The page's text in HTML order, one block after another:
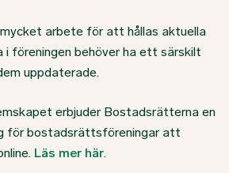
arbete för att hållas aktuella
i föreningen behöver ha ett särskilt
uppdaterade.
erbjuder Bostadsrätterna en
för bostadsrättsföreningar att
Läs mer här.